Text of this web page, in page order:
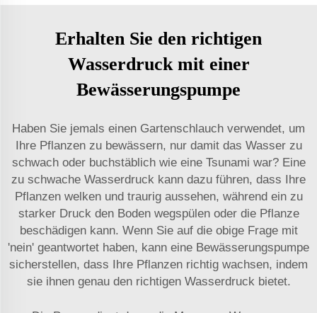
Erhalten Sie den richtigen
Wasserdruck mit einer
Bewässerungspumpe
Haben Sie jemals einen Gartenschlauch verwendet, um
Ihre Pflanzen zu bewässern, nur damit das Wasser zu
schwach oder buchstäblich wie eine Tsunami war? Eine
zu schwache Wasserdruck kann dazu führen, dass Ihre
Pflanzen welken und traurig aussehen, während ein zu
starker Druck den Boden wegspülen oder die Pflanze
beschädigen kann. Wenn Sie auf die obige Frage mit
'nein' geantwortet haben, kann eine Bewässerungspumpe
sicherstellen, dass Ihre Pflanzen richtig wachsen, indem
sie ihnen genau den richtigen Wasserdruck bietet.